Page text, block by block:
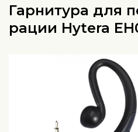
Гарнитура для
рации Hytera